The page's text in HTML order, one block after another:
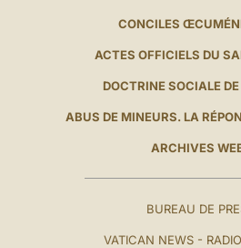
CONCILES
ACTES OFFICIELS DU
DOCTRINE SOCIALE
ABUS DE MINEURS. LA
ARCHIVES
BUREAU DE
VATICAN NEWS -